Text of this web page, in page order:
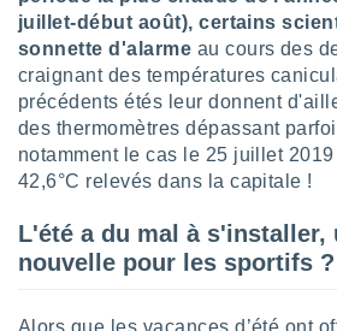
des
au
de
web.
juillet-début août), certains
sonnette d'alarme au cours des
craignant des températures
précédents étés leur donnent
des thermomètres dépassant
notamment le cas le 25 juillet
42,6°C relevés dans la capitale !
L'été a du mal à s'installer,
nouvelle pour les sportifs ?
Alors que les vacances d’été ont